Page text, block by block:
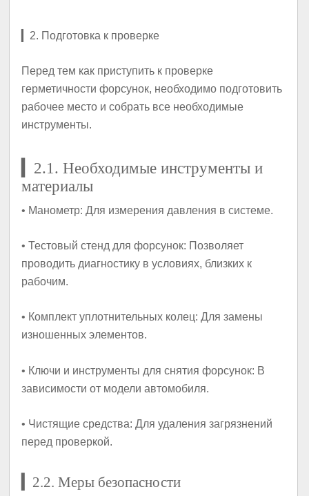
2. Подготовка к проверке
Перед тем как приступить к проверке
герметичности форсунок, необходимо подготовить
рабочее место и собрать все необходимые
инструменты.
2.1. Необходимые инструменты и
материалы
• Манометр: Для измерения давления в системе.
•Тестовый стенд для форсунок: Позволяет
проводить диагностику в условиях, близких к
рабочим.
• Комплект уплотнительных колец: Для замены
изношенных элементов.
• Ключи и инструменты для снятия форсунок: В
зависимости от модели автомобиля.
• Чистящие средства: Для удаления загрязнений
перед проверкой.
2.2. Меры безопасности